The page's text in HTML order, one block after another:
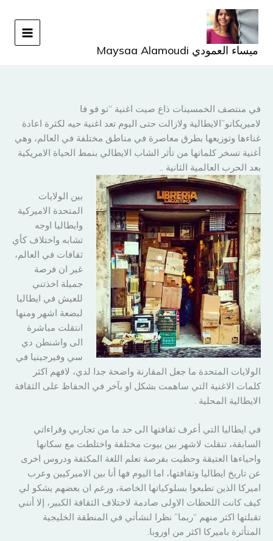
تخطي
المحتوى
ميساء العمودي Maysaa Alamoudi
في منتصف الخمسينات ذاع صيت اغنية “تو فو فا
لاميريكانو”الايطالية ولازالت حتى اليوم تعد اغنية حيه لكثرة اعادة
غناءها وتوزيعها بطرق معاصرة في مناطق مختلفة في العالم، وهي
أغنية تسخر كلماتها من تأثر الشاب الايطالي بنمط الحياة الامريكية
بعد الحرب العالمية الثانية ..
بين الولايات
المتحدة الاميركية
وايطاليا اوجه
تشابه واختلاف كأي
ثقافات في العالم،
غير ان فرصة
جميلة اخذتني
للعيش في ايطاليا
لبضعة اشهر ومنها
انتقلت مباشرة
الى واشنطن دي
سي وفيرجينيا في
الولايات المتحدة ما جعل المقارنة واضحة جدا لدي، لافهم اكثر
كلمات الاغنية التي ساهمت بشكل او بآخر في الحفاظ على الثقافة
الايطالية المحلية .
في ايطاليا التي أعرف ثقافتها الى حد ما من تجاربي وقراءاتي
السابقة، تنقلت لاشهر بين بيوت مختلفة واختلطت مع سكانها
واحياءها العتيقة وحظيت بفرصة تعلم اللغة المكثفة ودروس اخرى
عن تاريخ ايطاليا وثقافتها، اما اليوم فها أنا بين الاميركيين وعرب
اميركا الذين تطبعوا بسلوكياتها الخاصة، ورغم ان بعضهم يشكو لي
كيف كانت اللحظات الاولى صادمة لاختلاف الثقافة الكبير، إلا أنني
تقبلتها اكثر منهم “ربما” نظرا لنشأتي في المنطقة الخليجية
المتأثرة باميركا اكثر من اوروبا.